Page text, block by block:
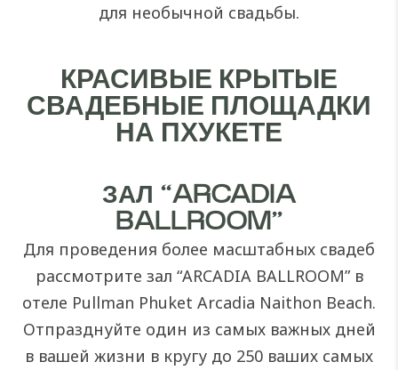
для необычной свадьбы.
КРАСИВЫЕ КРЫТЫЕ
СВАДЕБНЫЕ ПЛОЩАДКИ
НА ПХУКЕТЕ
ЗАЛ “ARCADIA
BALLROOM”
Для проведения более масштабных свадеб
рассмотрите зал “ARCADIA BALLROOM” в
отеле Pullman Phuket Arcadia Naithon Beach.
Отпразднуйте один из самых важных дней
в вашей жизни в кругу до 250 ваших самых